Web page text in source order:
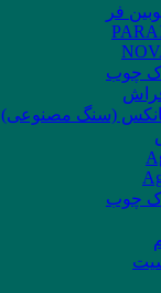
فر
چوب
(سنگ مصنوعی)
چوب